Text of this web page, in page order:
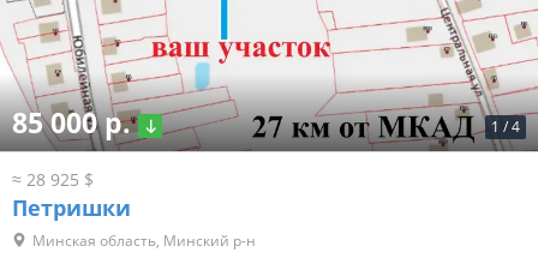
1 /4
85 000 р.
≈ 28 925 $
Петришки
Минская область, Минский р-н